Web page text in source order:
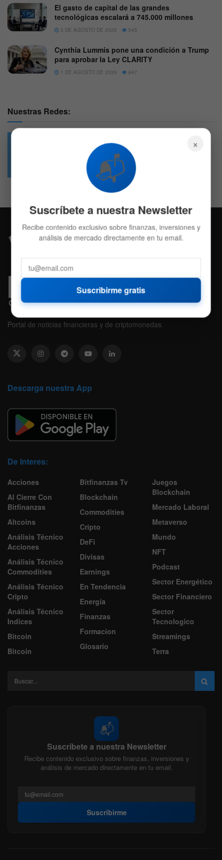
El gasto de capital de las grandes
tecnológicas escalará a 745.000 millones
3 DE AGOSTO DE 2026 545
Cynthia Lummis pone una condición a Trump
para aprobar la Ley CLARITY
1 DE AGOSTO DE 2026 647
Nuestras Redes:
4.7k
Followers
Portal de noticias financieras y de criptomonedas.
Descarga nuestra App
De Interes:
Acciones
Al Cierre Con
Bitfinanzas
Altcoins
Análisis Técnico
Acciones
Análisis Técnico
Commodities
Análisis Técnico
Cripto
Análisis Técnico
Indices
Bitcoin
Bitcoin
Bitfinanzas Tv
Blockchain
Commodities
Cripto
DeFi
Divisas
Earnings
En Tendencia
Energía
Finanzas
Formacion
Glosario
Juegos
Blockchain
Mercado Laboral
Metaverso
Mundo
NFT
Podcast
Sector Energético
Sector Financiero
Sector
Tecnologico
Streamings
Terra
📬
Suscríbete a nuestra Newsletter
Recibe contenido exclusivo sobre finanzas, inversiones y
análisis de mercado directamente en tu email.
Suscribirme
×
📬
Suscríbete a nuestra Newsletter
Recibe contenido exclusivo sobre finanzas, inversiones y
análisis de mercado directamente en tu email.
Suscribirme gratis